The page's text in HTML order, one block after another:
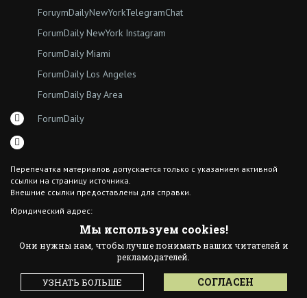
ForuymDailyNewYorkTelegramChat
ForumDaily NewYork Instagram
ForumDaily Miami
ForumDaily Los Angeles
ForumDaily Bay Area
ForumDaily
Перепечатка материалов допускается только с указанием активной
ссылки на страницу источника.
Внешние ссылки предоставлены для справки.
Юридический адрес:
Brooklyn NY 11204
© 2015 ForumDaily inc.
Designed By иskra*
Мы используем cookies!
Они нужны нам, чтобы лучше понимать наших читателей и
рекламодателей.
УЗНАТЬ БОЛЬШЕ СОГЛАСЕН